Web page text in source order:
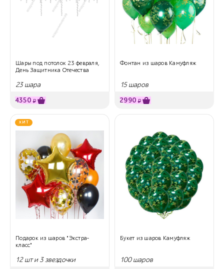
Шары под потолок 23 февраля,
День Защитника Отечества
23 шара
4350 ₽
Фонтан из шаров Камуфляж
15 шаров
2990 ₽
ХИТ
Подарок из шаров "Экстра-
класс"
12 шт и 3 звездочки
Букет из шаров Камуфляж
100 шаров